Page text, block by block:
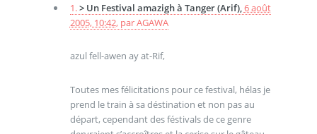
1.> Un Festival amazigh à Tanger (Arif), 6 août
2005, 10:42, parAGAWA
azul fell-awen ay at-Rif,
Toutes mes félicitations pour ce festival, hélas je
prend le train à sa déstination et non pas au
départ, cependant des féstivals de ce genre